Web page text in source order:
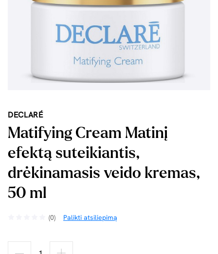
DECLARÉ
Matifying Cream Matinį
efektą suteikiantis,
drėkinamasis veido kremas,
50 ml
(0) Palikti atsiliepimą